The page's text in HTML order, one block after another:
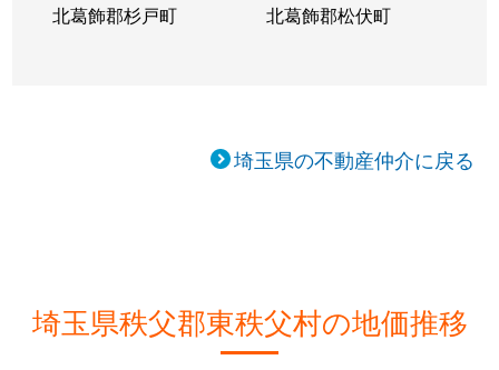
北葛飾郡杉戸町 北葛飾郡松伏町
埼玉県の不動産仲介に戻る
埼玉県秩父郡東秩父村の地価推移